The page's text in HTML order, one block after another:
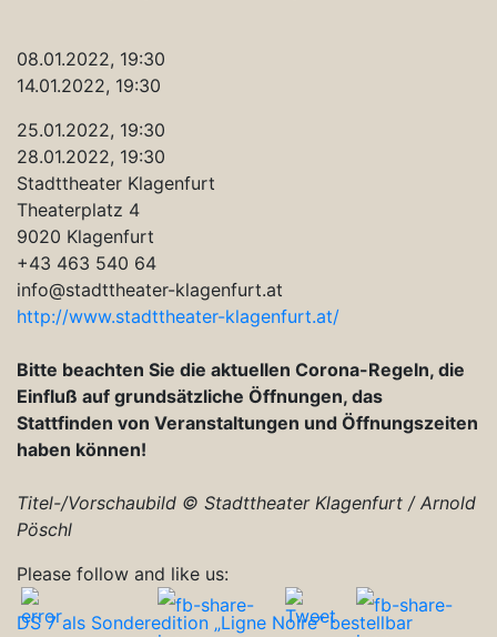
08.01.2022, 19:30
14.01.2022, 19:30
25.01.2022, 19:30
28.01.2022, 19:30
Stadttheater Klagenfurt
Theaterplatz 4
9020 Klagenfurt
+43 463 540 64
info@stadttheater-klagenfurt.at
http://www.stadttheater-klagenfurt.at/
Bitte beachten Sie die aktuellen Corona-Regeln, die
Einfluß auf grundsätzliche Öffnungen, das
Stattfinden von Veranstaltungen und Öffnungszeiten
haben können!
Titel-/Vorschaubild © Stadttheater Klagenfurt / Arnold
Pöschl
Please follow and like us:
Beitragsnavigation
DS 7 als Sonderedition „Ligne Noire“ bestellbar